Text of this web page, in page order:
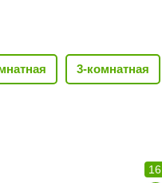
3-комнатная
16